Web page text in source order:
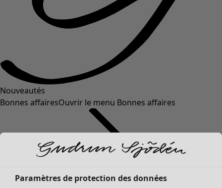
Nouveautés
Bonnes affairesOuvrir le menu Bonnes affaires
Paramètres de protection des données